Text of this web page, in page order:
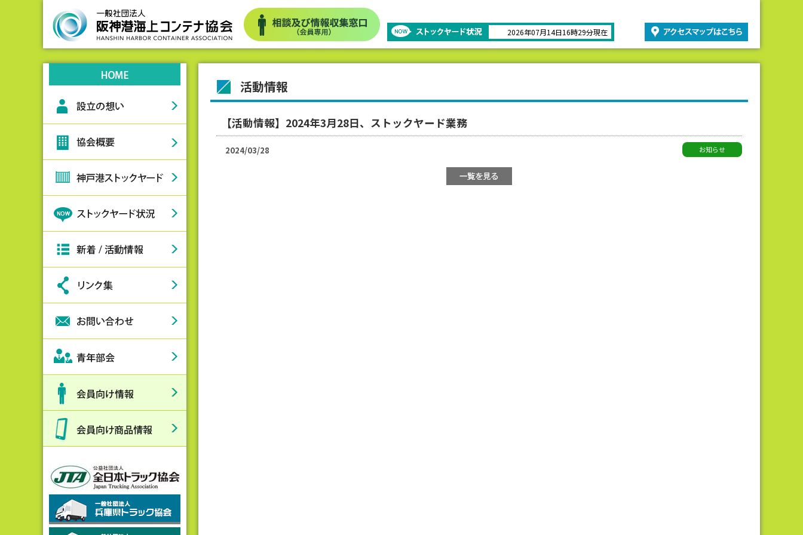
2026年07月14日16時29分現在
活動情報
【活動情報】2024年3月28日、ストックヤード業務
2024/03/28 お知らせ